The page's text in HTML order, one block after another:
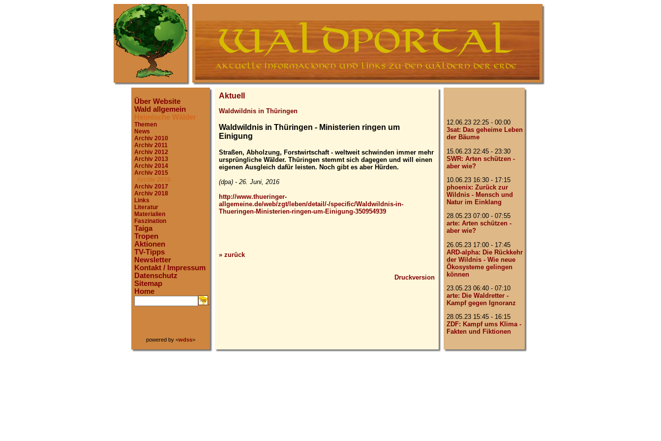
Über Website
Wald allgemein
Heimische Wälder
Themen
News
Archiv 2010
Archiv 2011
Archiv 2012
Archiv 2013
Archiv 2014
Archiv 2015
Archiv 2016
Archiv 2017
Archiv 2018
Links
Literatur
Materialien
Faszination
Taiga
Tropen
Aktionen
TV-Tipps
Newsletter
Kontakt / Impressum
Datenschutz
Sitemap
Home
.
powered by <wdss>
Aktuell
Waldwildnis in Thüringen
Waldwildnis in Thüringen - Ministerien ringen um
Einigung
Straßen, Abholzung, Forstwirtschaft - weltweit schwinden immer mehr
ursprüngliche Wälder. Thüringen stemmt sich dagegen und will einen
eigenen Ausgleich dafür leisten. Noch gibt es aber Hürden.
(dpa) - 26. Juni, 2016
http://www.thueringer-
allgemeine.de/web/zgt/leben/detail/-/specific/Waldwildnis-in-
Thueringen-Ministerien-ringen-um-Einigung-350954939
» zurück
Druckversion
12.06.23 22:25 - 00:00
3sat: Das geheime Leben
der Bäume
15.06.23 22:45 - 23:30
SWR: Arten schützen -
aber wie?
10.06.23 16:30 - 17:15
phoenix: Zurück zur
Wildnis - Mensch und
Natur im Einklang
28.05.23 07:00 - 07:55
arte: Arten schützen -
aber wie?
26.05.23 17:00 - 17:45
ARD-alpha: Die Rückkehr
der Wildnis - Wie neue
Ökosysteme gelingen
können
23.05.23 06:40 - 07:10
arte: Die Waldretter -
Kampf gegen Ignoranz
28.05.23 15:45 - 16:15
ZDF: Kampf ums Klima -
Fakten und Fiktionen